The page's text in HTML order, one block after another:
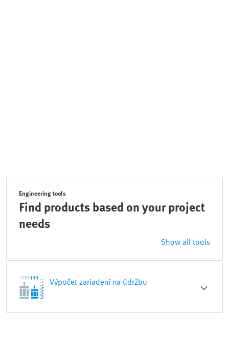
Engineering tools
Find products based on your project
needs
Show all tools
Výpočet zariadení na údržbu